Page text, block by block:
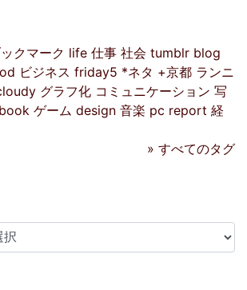
クマーク life 仕事 社会 tumblr blog
ビジネス friday5 *ネタ +京都 ランニ
グラフ化 コミュニケーション 写
book ゲーム design 音楽 pc report 経
» すべてのタグ